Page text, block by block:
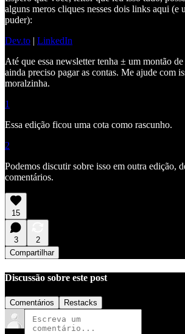
alguns meros cliques nesses dois links aqui (e
puder):
Dev.to | LinkedIn
Até que essa newsletter tenha ± um montão de
ainda preciso pagar as contas. Me ajude com
moralzinha.
1
Essa edição ficou uma cota como rascunho.
2
Podemos discutir sobre isso em outra edição,
comentários.
15
3
2
Compartilhar
Discussão sobre este post
Comentários Restacks